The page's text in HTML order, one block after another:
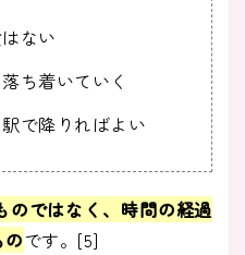
ない
ち着いていく
で降りればよい
のではなく、時間の経過
です。[5]